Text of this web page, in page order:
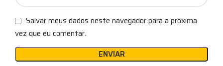
Salvar meus dados neste navegador para a próxima
vez que eu comentar.